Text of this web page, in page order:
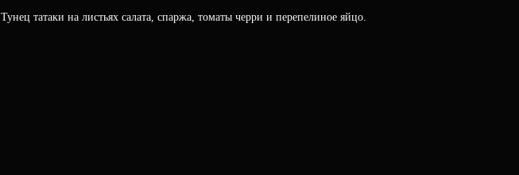
Тунец татаки на листьях салата, спаржа, томаты черри и перепелиное яйцо.